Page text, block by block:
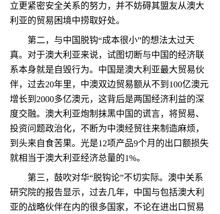
立更紧密安全关系的努力，并不妨碍其盟友从澳大
利亚的贸易困境中捞取好处。
第二，与中国脱钩“成本很小”的想法太过天
真。对于澳大利亚来说，试图切断与中国的经济联
系本身就是自毁行为。中国是澳大利亚最大贸易伙
伴，过去20年里，中澳双边贸易额从不到100亿澳元
增长到2000多亿澳元，这背后是两国经济利益的深
度交融。澳大利亚炮制抹黑中国的谎言，将贸易、
投资问题政治化，不断为中澳经贸往来制造麻烦，
到头来自食苦果。光是12项产品9个月的出口额损失
就相当于澳大利亚经济总量的1%。
第三，鼓吹对华“脱钩论”不切实际。澳中关系
研究院的报告显示，过去几年，中国与包括澳大利
亚的战略伙伴在内的很多国家，不论在进出口贸易